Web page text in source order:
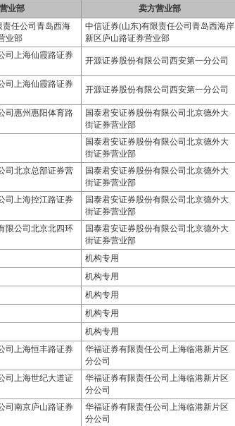
业部 卖方营业部
任公司青岛西海
业部
中信证券(山东)有限责任公司青岛西海岸
新区庐山路证券营业部
司上海仙霞路证券
开源证券股份有限公司西安第一分公司
司上海仙霞路证券
开源证券股份有限公司西安第一分公司
司惠州惠阳体育路
国泰君安证券股份有限公司北京德外大
街证券营业部
国泰君安证券股份有限公司北京德外大
街证券营业部
司北京总部证券营
国泰君安证券股份有限公司北京德外大
街证券营业部
司上海控江路证券
国泰君安证券股份有限公司北京德外大
街证券营业部
限公司北京北四环
国泰君安证券股份有限公司北京德外大
街证券营业部
机构专用
机构专用
机构专用
机构专用
机构专用
司上海恒丰路证券
华福证券有限责任公司上海临港新片区
分公司
司上海世纪大道证
华福证券有限责任公司上海临港新片区
分公司
司南京庐山路证券
华福证券有限责任公司上海临港新片区
分公司